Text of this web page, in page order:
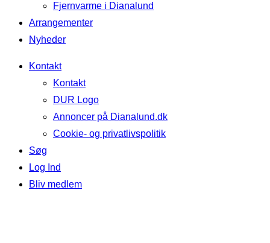
Fjernvarme i Dianalund
Arrangementer
Nyheder
Kontakt
Kontakt
DUR Logo
Annoncer på Dianalund.dk
Cookie- og privatlivspolitik
Søg
Log Ind
Bliv medlem